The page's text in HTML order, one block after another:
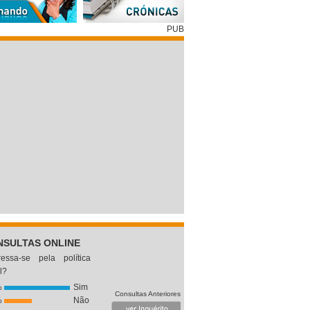
PUB
ONLINE
se pela política
Sim
Não
Consultas Anteriores